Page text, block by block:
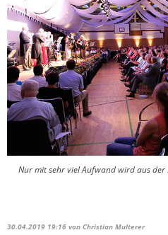
Nur mit sehr viel Aufwand wird aus
30.04.2019 19:16 von Christian Multerer